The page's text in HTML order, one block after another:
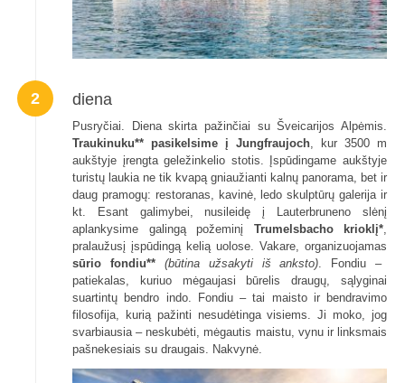
2 diena
Pusryčiai. Diena skirta pažinčiai su Šveicarijos Alpėmis.
Traukinuku** pasikelsime į Jungfraujoch , kur 3500 m
aukštyje įrengta geležinkelio stotis. Įspūdingame aukštyje
turistų laukia ne tik kvapą gniaužianti kalnų panorama, bet ir
daug pramogų: restoranas, kavinė, ledo skulptūrų galerija ir
kt. Esant galimybei, nusileidę į Lauterbruneno slėnį
aplankysime galingą požeminį Trumelsbacho krioklį*
pralaužusį įspūdingą kelią uolose. Vakare, organizuojamas
sūrio fondiu** (būtina užsakyti iš anksto) . Fondiu –
patiekalas, kuriuo mėgaujasi būrelis draugų, sąlyginai
suartintų bendro indo. Fondiu – tai maisto ir bendravimo
filosofija, kurią pažinti nesudėtinga visiems. Ji moko, jog
svarbiausia – neskubėti, mėgautis maistu, vynu ir linksmais
pašnekesiais su draugais. Nakvynė.